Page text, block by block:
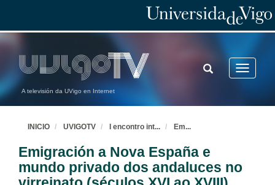
A televisión da UVigo en Internet
Toggle
TOGGLE
SEARCH
INICIO UVIGOTV I encontro int... Em...
Emigración a Nova España e
mundo privado dos andaluces no